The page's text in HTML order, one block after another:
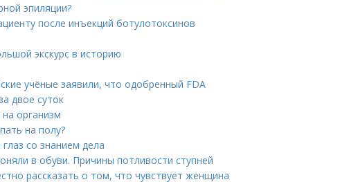
эпиляции?
после инъекций ботулотоксинов
экскурс в историю
учёные заявили, что одобренный FDA
двое суток
организм
на полу?
со знанием дела
в обуви. Причины потливости ступней
рассказать о том, что чувствует женщина